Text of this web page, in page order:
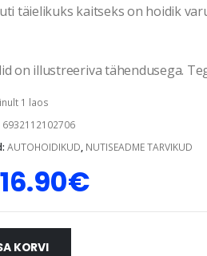
täielikuks kaitseks on hoidik
on illustreeriva tähendusega.
1 laos
6932112102706
AUTOHOIDIKUD, NUTISEADME TARVIKUD
16.90€
KORVI